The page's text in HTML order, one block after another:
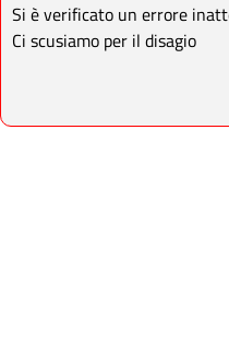
Si è verificato un errore
Ci scusiamo per il disagio